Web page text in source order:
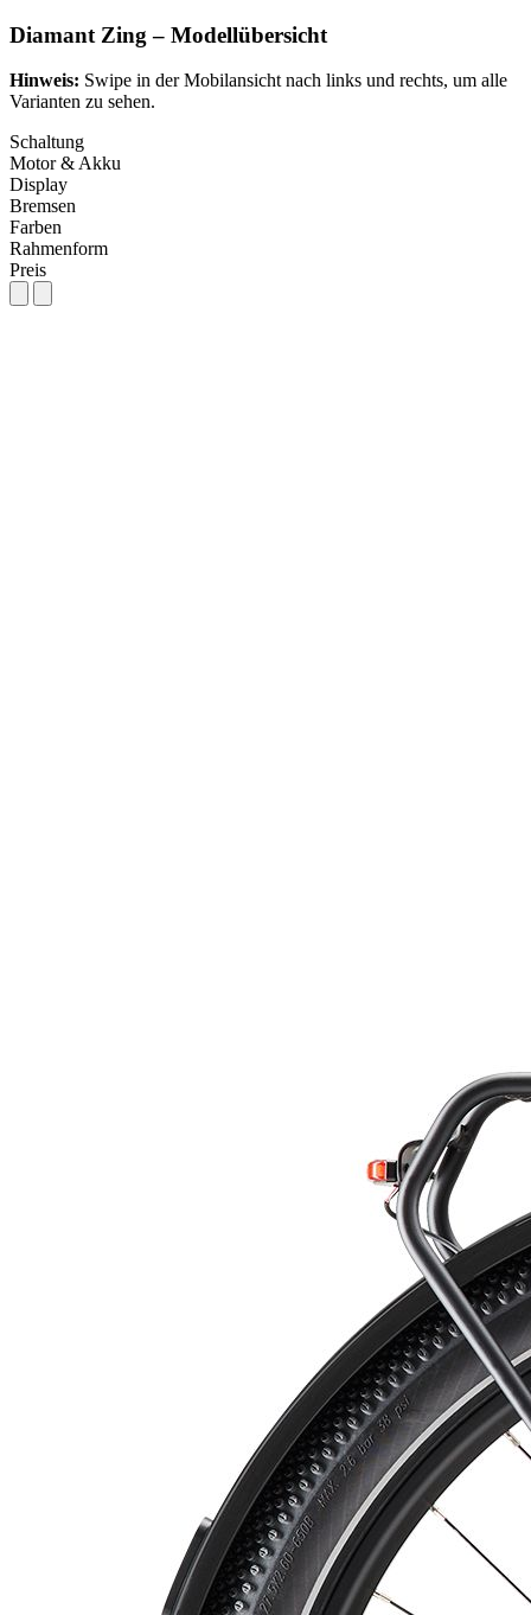
Diamant Zing – Modellübersicht
Hinweis: Swipe in der Mobilansicht nach links und rechts, um alle
Varianten zu sehen.
Schaltung
Motor & Akku
Display
Bremsen
Farben
Rahmenform
Preis